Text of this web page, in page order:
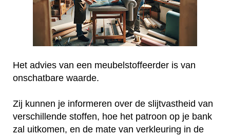
Het advies van een meubelstoffeerder is van
onschatbare waarde.
Zij kunnen je informeren over de slijtvastheid van
verschillende stoffen, hoe het patroon op je bank
zal uitkomen, en de mate van verkleuring in de